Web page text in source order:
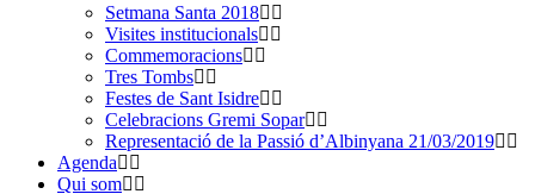
Setmana Santa 2018
Visites institucionals
Commemoracions
Tres Tombs
Festes de Sant Isidre
Celebracions Gremi Sopar
Representació de la Passió d’Albinyana 21/03/2019
Agenda
Qui som